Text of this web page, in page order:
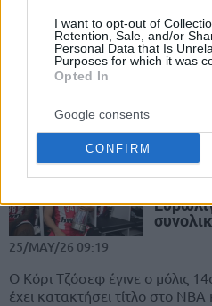
I want to opt-out of
Retention, Sale, and/or
Personal Data that Is
Purposes for which it was
Opted In
Google consents
CONFIRM
TV από
29/MAY/26 17:00
Η "ερυθρόλευκη" ματιά στο 1-
επί της ΑΕΚ στο ΣΕΦ για την
Stoiximan...
25/MAY/26 09:19
Ο Κόρι Τζόσεφ έγινε ο μόλις
έχει κατακτήσει τίτλο στο